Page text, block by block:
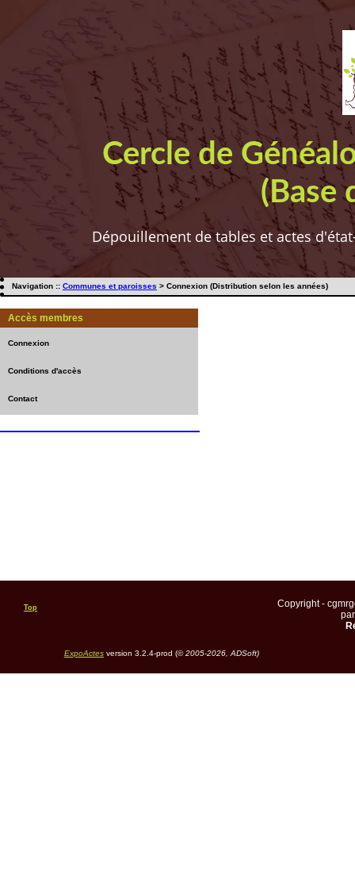
Cercle de
(Base
Dépouillement de tables et actes
Navigation :: Communes et paroisses > Connexion (Distribution selon les années)
Accès membres
Connexion
Conditions d'accès
Contact
Top
Copyright -
ExpoActesversion 3.2.4-prod (©2005-2026, ADSoft)